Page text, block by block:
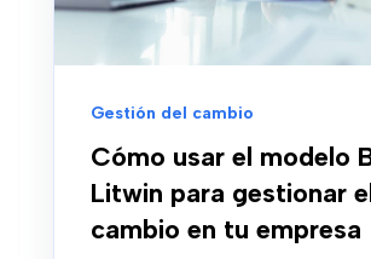
Gestión del cambio
Cómo usar el modelo
Litwin para gestionar
cambio en tu empresa